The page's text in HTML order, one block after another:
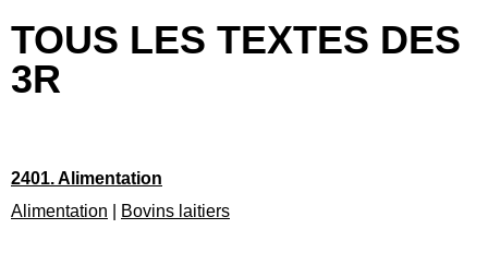
TOUS LES TEXTES DES
3R
2401. Alimentation
Alimentation
Bovins laitiers